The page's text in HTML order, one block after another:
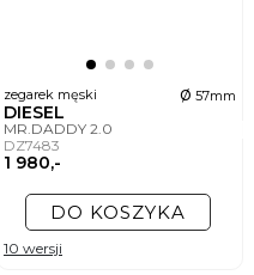
zegarek męski ø 57mm
DIESEL
MR.DADDY 2.0
DZ7483
1 980,-
DO KOSZYKA
10 wersji